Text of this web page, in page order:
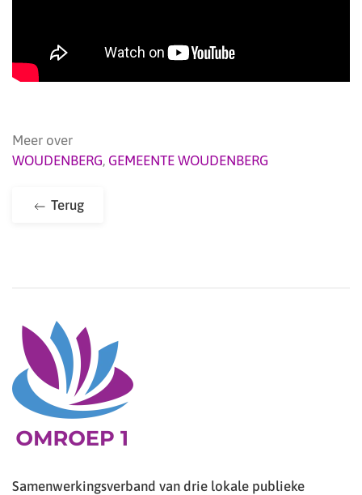
Meer over
WOUDENBERG, GEMEENTE WOUDENBERG
Terug
Samenwerkingsverband van drie lokale publieke